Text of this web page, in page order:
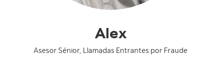
Alex
Asesor Sénior, Llamadas Entrantes por Fraude